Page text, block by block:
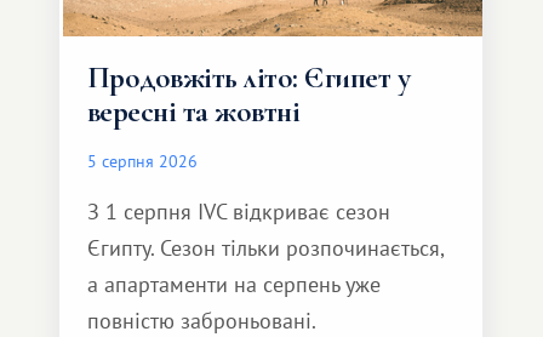
Продовжіть літо: Єгипет у
вересні та жовтні
5 серпня 2026
З 1 серпня IVC відкриває сезон
Єгипту. Сезон тільки розпочинається,
а апартаменти на серпень уже
повністю заброньовані.